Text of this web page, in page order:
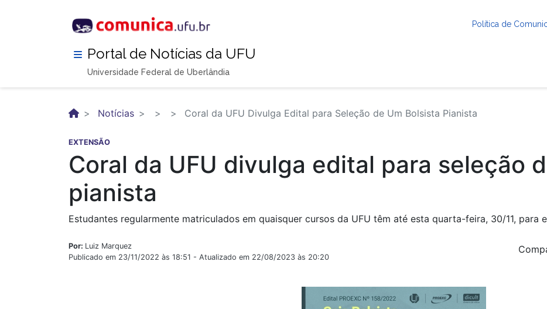
Política de
Portal de Notícias da UFU
Universidade Federal de Uberlândia
Notícias Coral da UFU Divulga Edital para Seleção de Um Bolsista Pianista
EXTENSÃO
Coral da UFU divulga edital para seleção
pianista
Estudantes regularmente matriculados em quaisquer cursos da UFU têm até esta quarta-feira, 30/11, para
Por: Luiz Marquez
Publicado em 23/11/2022 às 18:51 - Atualizado em 22/08/2023 às 20:20